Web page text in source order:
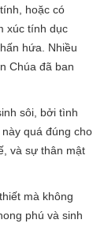
hoặc có
xúc tính dục
hứa. Nhiều
Chúa đã ban
sôi, bởi tình
quá đúng cho
và sự thân mật
mà không
phú và sinh